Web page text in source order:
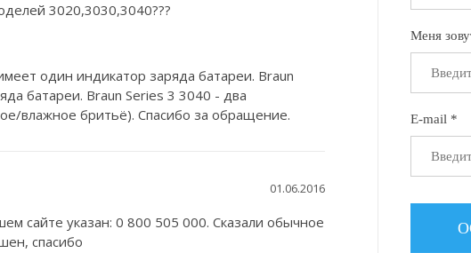
3020,3030,3040???
один индикатор заряда батареи. Braun
батареи. Braun Series 3 3040 - два
влажное бритьё). Спасибо за обращение.
01.06.2016
сайте указан: 0 800 505 000. Сказали обычное
спасибо
Меня
E-mail *